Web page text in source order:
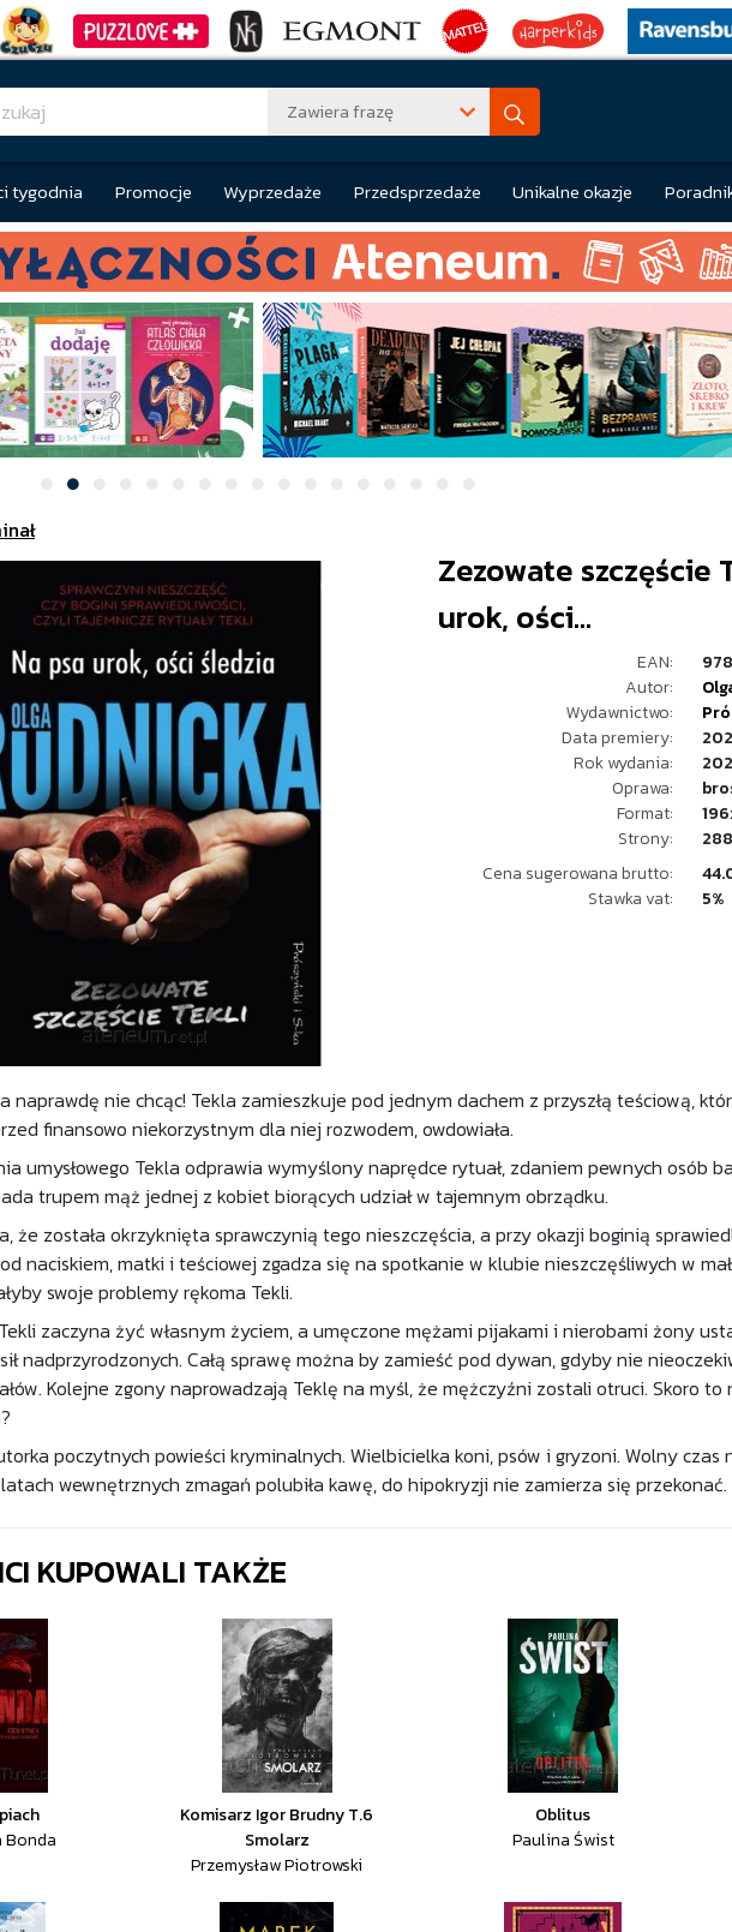
Zawiera frazę
tygodnia Promocje Wyprzedaże Przedsprzedaże Unikalne okazje
Zezowate szczęście
urok, ości...
EAN:
Autor:
Wydawnictwo:
Data premiery:
Rok wydania:
Oprawa:
Format:
Strony:
288
Cena sugerowana brutto:
Stawka vat:
5%
naprawdę nie chcąc! Tekla zamieszkuje pod jednym dachem z przyszłą teściową,
finansowo niekorzystnym dla niej rozwodem, owdowiała.
umysłowego Tekla odprawia wymyślony naprędce rytuał, zdaniem pewnych osób
trupem mąż jednej z kobiet biorących udział w tajemnym obrządku.
że została okrzyknięta sprawczynią tego nieszczęścia, a przy okazji boginią
naciskiem, matki i teściowej zgadza się na spotkanie w klubie nieszczęśliwych w
swoje problemy rękoma Tekli.
zaczyna żyć własnym życiem, a umęczone mężami pijakami i nierobami żony
nadprzyrodzonych. Całą sprawę można by zamieść pod dywan, gdyby nie
Kolejne zgony naprowadzają Teklę na myśl, że mężczyźni zostali otruci. Skoro to
poczytnych powieści kryminalnych. Wielbicielka koni, psów i gryzoni. Wolny czas
wewnętrznych zmagań polubiła kawę, do hipokryzji nie zamierza się przekonać.
KUPOWALI TAKŻE
Bonda
Komisarz Igor Brudny T.6
Smolarz
Przemysław Piotrowski
Oblitus
Paulina Świst